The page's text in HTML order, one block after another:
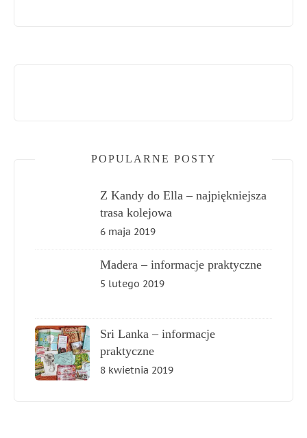
POPULARNE POSTY
Z Kandy do Ella – najpiękniejsza
trasa kolejowa
6 maja 2019
Madera – informacje praktyczne
5 lutego 2019
Sri Lanka – informacje
praktyczne
8 kwietnia 2019